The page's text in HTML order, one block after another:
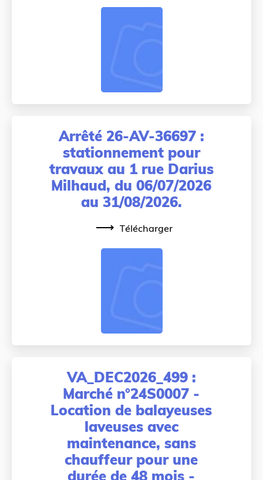
Arrêté 26-AV-36697 :
stationnement pour
travaux au 1 rue Darius
Milhaud, du 06/07/2026
au 31/08/2026.
Télécharger
VA_DEC2026_499 :
Marché n°24S0007 -
Location de balayeuses
laveuses avec
maintenance, sans
chauffeur pour une
durée de 48 mois -